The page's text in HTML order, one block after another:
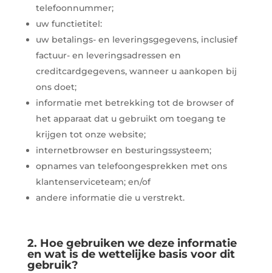
telefoonnummer;
uw functietitel:
uw betalings- en leveringsgegevens, inclusief
factuur- en leveringsadressen en
creditcardgegevens, wanneer u aankopen bij
ons doet;
informatie met betrekking tot de browser of
het apparaat dat u gebruikt om toegang te
krijgen tot onze website;
internetbrowser en besturingssysteem;
opnames van telefoongesprekken met ons
klantenserviceteam; en/of
andere informatie die u verstrekt.
2. Hoe gebruiken we deze informatie
en wat is de wettelijkebasis voor dit
gebruik?